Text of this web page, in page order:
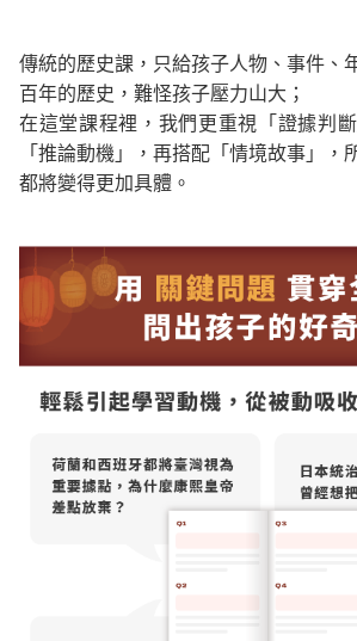
傳統的歷史課，只給孩子人物、事件、
百年的歷史，難怪孩子壓力山大；
在這堂課程裡，我們更重視「 證據判斷
「 推論動機 」，再搭配「 情境故事 」，
都將變得更加具體。